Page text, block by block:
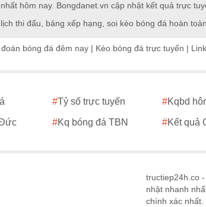
hôm nay. Bongdanet.vn cập nhật kết quả trực
thi đấu, bảng xếp hạng, soi kèo bóng đá hoàn
bóng đá đêm nay | Kèo bóng đá trực tuyến |
#Tỷ số trực tuyến
#Kq bóng đá TBN
#Kqbd
#Kết quả
tructiep24h.co
nhật nhanh
chính xác nhất.